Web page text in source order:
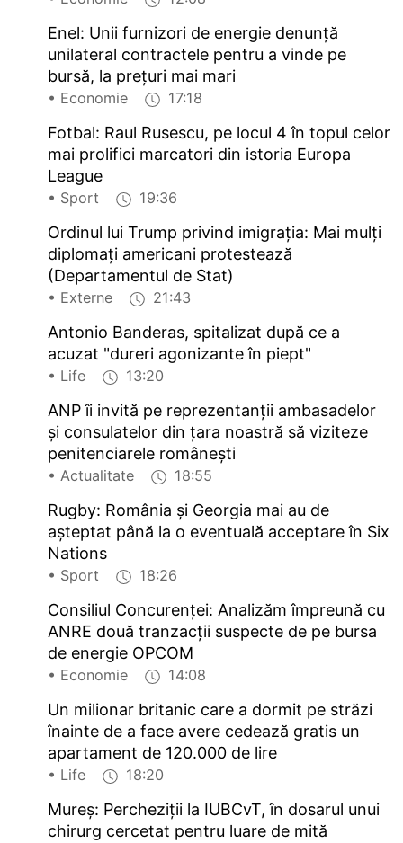
Enel: Unii furnizori de energie denunță
unilateral contractele pentru a vinde pe
bursă, la prețuri mai mari
• Economie 17:18
Fotbal: Raul Rusescu, pe locul 4 în topul celor
mai prolifici marcatori din istoria Europa
League
• Sport 19:36
Ordinul lui Trump privind imigrația: Mai mulți
diplomați americani protestează
(Departamentul de Stat)
• Externe 21:43
Antonio Banderas, spitalizat după ce a
acuzat "dureri agonizante în piept"
• Life 13:20
ANP îi invită pe reprezentanții ambasadelor
și consulatelor din țara noastră să viziteze
penitenciarele românești
• Actualitate 18:55
Rugby: România și Georgia mai au de
așteptat până la o eventuală acceptare în Six
Nations
• Sport 18:26
Consiliul Concurenței: Analizăm împreună cu
ANRE două tranzacții suspecte de pe bursa
de energie OPCOM
• Economie 14:08
Un milionar britanic care a dormit pe străzi
înainte de a face avere cedează gratis un
apartament de 120.000 de lire
• Life 18:20
Mureș: Percheziții la IUBCvT, în dosarul unui
chirurg cercetat pentru luare de mită